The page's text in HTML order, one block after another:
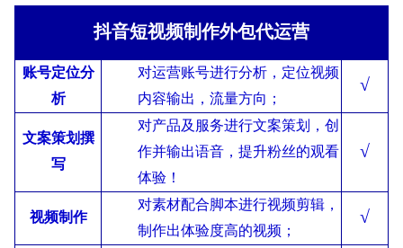
抖音短视频制作外包代运营
账号定位分
析
对运营账号进行分析，定位视频
内容输出，流量方向；
√
文案策划撰
写
对产品及服务进行文案策划，创
作并输出语音，提升粉丝的观看
体验！
√
视频制作
对素材配合脚本进行视频剪辑，
制作出体验度高的视频；
√